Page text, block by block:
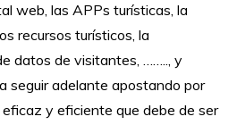
web, las APPs turísticas, la
recursos turísticos, la
datos de visitantes, …….., y
seguir adelante apostando por
y eficiente que debe de ser